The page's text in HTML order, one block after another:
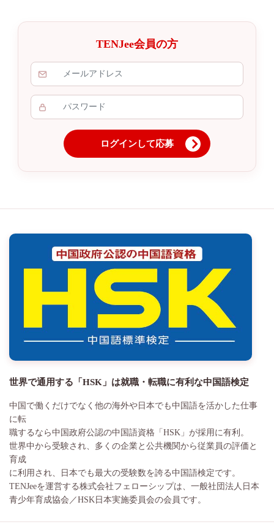
TENJee会員の方
ログインして応募
世界で通用する「HSK」は就職・転職に有利な中国語検定
中国で働くだけでなく他の海外や日本でも中国語を活かした仕事
に転
職するなら中国政府公認の中国語資格「HSK」が採用に有利。
世界中から受験され、多くの企業と公共機関から従業員の評価と
育成
に利用され、日本でも最大の受験数を誇る中国語検定です。
TENJeeを運営する株式会社フェローシップは、一般社団法人日本
青少年育成協会／HSK日本実施委員会の会員です。